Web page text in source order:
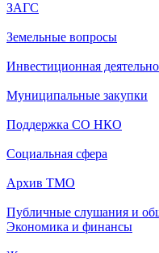
ЗАГС
Земельные вопросы
Инвестиционная
Муниципальные закупки
Поддержка СО НКО
Социальная сфера
Архив ТМО
Публичные слушания и
Экономика и финансы